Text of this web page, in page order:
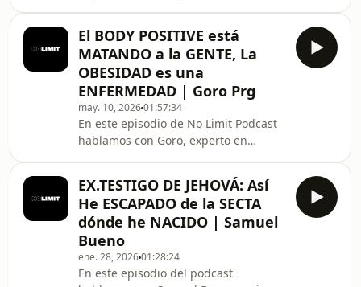
que les
hablamos con Sergio Fernández,
experto en desarrollo personal y
libertad financiera, sobre cómo tomar
las riendas de tu vida a través de la
conciencia y el emprendimiento.
Analizamos la importancia de los
relatos que nos contamos, el sistema
de las cinco partidas para gesti
El BODY POSITIVE está
MATANDO a la GENTE, La
OBESIDAD es una
ENFERMEDAD | Goro Prg
may. 10, 202601:57:34
En este episodio de No Limit Podcast
hablamos con Goro, experto en
realidad de la hipertrofia, la nutrición
deportiva y el entrenamiento de
fuerza basado en ciencia. Analizamos
la suplementación, cómo ganar masa
muscular de forma eficiente, la
disciplina necesaria para transformar
tu físico y el impacto de las redes
EX.TESTIGO DE JEHOVÁ: Así
He ESCAPADO de la SECTA
dónde he NACIDO | Samuel
Bueno
ene. 28, 202601:28:24
En este episodio del podcast